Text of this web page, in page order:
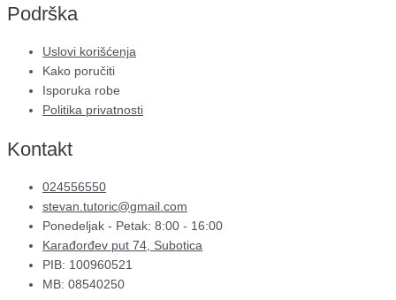
Podrška
Uslovi korišćenja
Kako poručiti
Isporuka robe
Politika privatnosti
Kontakt
024556550
stevan.tutoric@gmail.com
Ponedeljak - Petak: 8:00 - 16:00
Karađorđev put 74, Subotica
PIB: 100960521
MB: 08540250